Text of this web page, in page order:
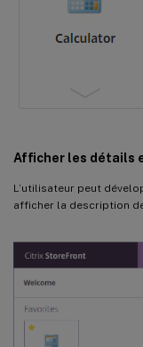
Afficher les détails
L’utilisateur peut
afficher la description